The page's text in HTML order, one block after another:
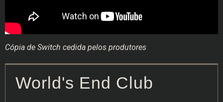
Cópia de Switch cedida pelos produtores
World's End Club